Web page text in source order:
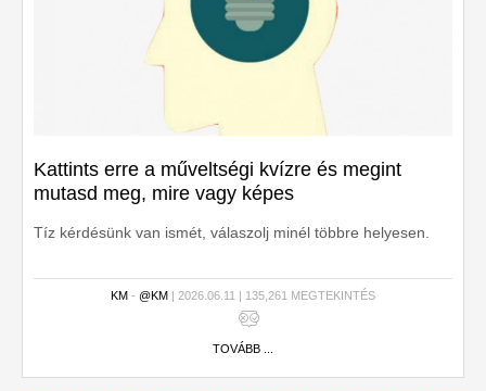
Kattints erre a műveltségi kvízre és megint
mutasd meg, mire vagy képes
Tíz kérdésünk van ismét, válaszolj minél többre helyesen.
KM - @KM | 2026.06.11 | 135,261 MEGTEKINTÉS
TOVÁBB ...